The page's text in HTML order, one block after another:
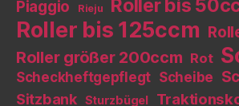
Piaggio Rieju Roller bis
Roller bis 125ccm
Roller größer 200ccm Rot
Scheckheftgepflegt Scheibe
Sitzbank Sturzbügel